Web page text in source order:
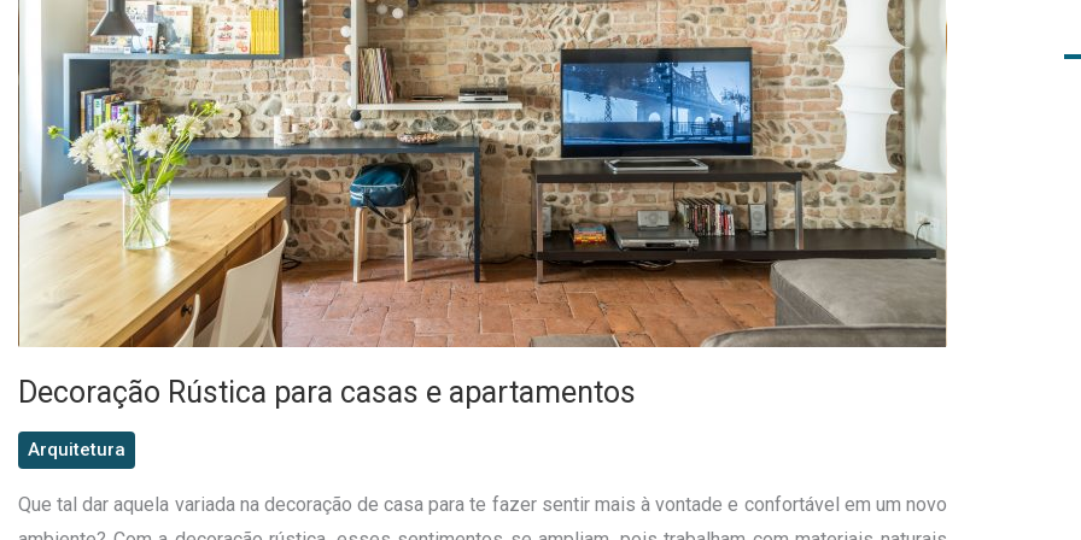
Decoração Rústica para casas e apartamentos
Arquitetura
Que tal dar aquela variada na decoração de casa para te fazer sentir mais à vontade e confortável em um novo